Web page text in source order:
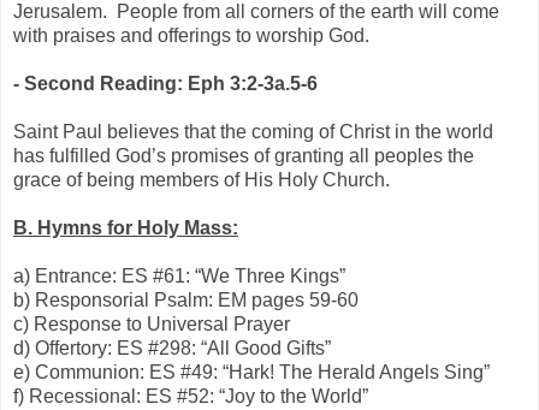
Jerusalem. People from all corners of the earth will come
with praises and offerings to worship God.
- Second Reading: Eph 3:2-3a.5-6
Saint Paul believes that the coming of Christ in the world
has fulfilled God’s promises of granting all peoples the
grace of being members of His Holy Church.
B. Hymns for Holy Mass:
a) Entrance: ES #61: “We Three Kings”
b) Responsorial Psalm: EM pages 59-60
c) Response to Universal Prayer
d) Offertory: ES #298: “All Good Gifts”
e) Communion: ES #49: “Hark! The Herald Angels Sing”
f) Recessional: ES #52: “Joy to the World”